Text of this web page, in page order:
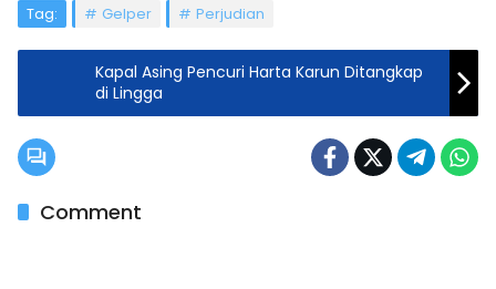
Tag: Gelper Perjudian
Kapal Asing Pencuri Harta Karun Ditangkap
di Lingga
Comment